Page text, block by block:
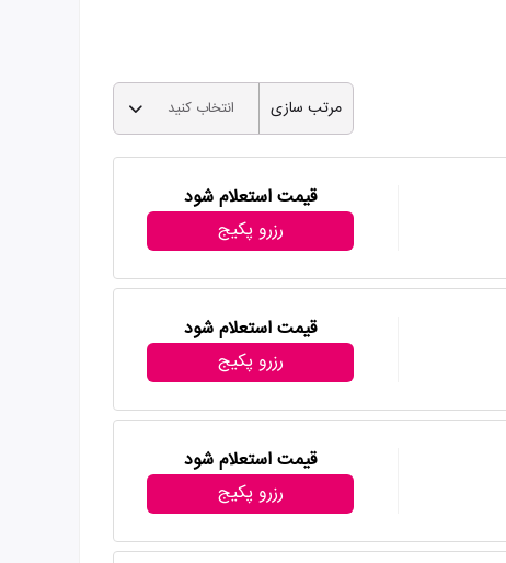
مرتب سازی انتخاب کنید
قیمت استعلام شود
رزرو پکیج
قیمت استعلام شود
رزرو پکیج
قیمت استعلام شود
رزرو پکیج